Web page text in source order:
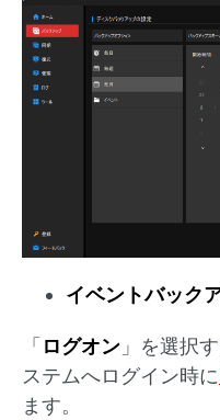
イベントバック
「ログオン 」を選択
ステムへログイン時に
ます。